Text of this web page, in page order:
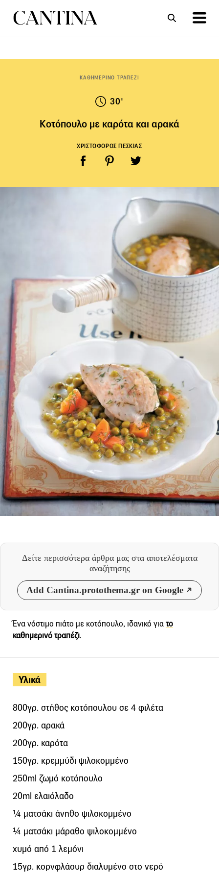
ΚΑΘΗΜΕΡΙΝΟ ΤΡΑΠΕΖΙ
30'
Κοτόπουλο με καρότα και αρακά
ΧΡΙΣΤΟΦΟΡΟΣ ΠΕΣΚΙΑΣ
Δείτε περισσότερα άρθρα μας στα αποτελέσματα
αναζήτησης
Add Cantina.protothema.gr on Google
Υλικά
800γρ. στήθος κοτόπουλου σε 4 φιλέτα
200γρ. αρακά
200γρ. καρότα
150γρ. κρεμμύδι ψιλοκομμένο
250ml ζωμό κοτόπουλο
20ml ελαιόλαδο
¼ ματσάκι άνηθο ψιλοκομμένο
¼ ματσάκι μάραθο ψιλοκομμένο
χυμό από 1 λεμόνι
15γρ. κορνφλάουρ διαλυμένο στο νερό
Ένα νόστιμο πιάτο με κοτόπουλο, ιδανικό γιατο
καθημερινό τραπέζι.